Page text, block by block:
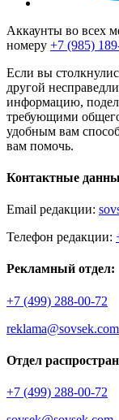
Аккаунты во всех
номеру +7 (985)
Если вы
другой
информацию,
требующими
удобным вам
вам помочь.
Контактные
Email редакции:
Телефон редакции:
Рекламный отдел:
+7 (499) 288-00-72
reklama@sovsek.com
Отдел
+7 (499) 288-00-72